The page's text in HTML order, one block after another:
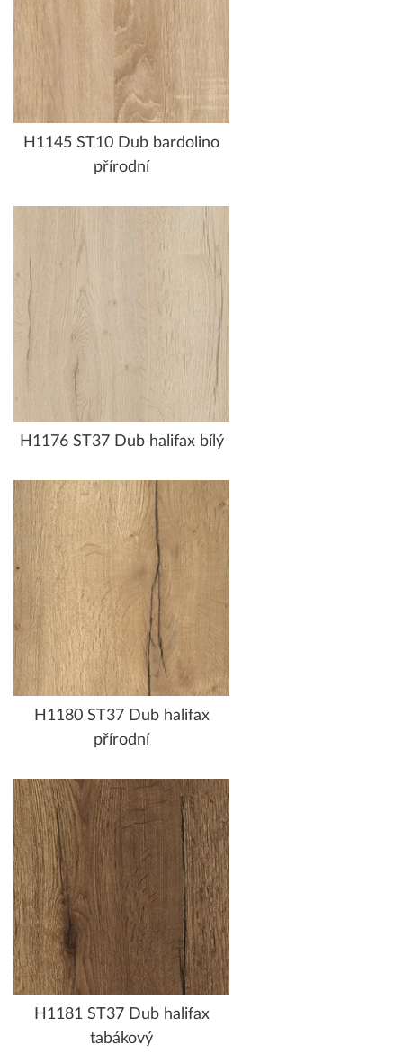
H1145 ST10 Dub bardolino
přírodní
H1176 ST37 Dub halifax bílý
H1180 ST37 Dub halifax
přírodní
H1181 ST37 Dub halifax
tabákový